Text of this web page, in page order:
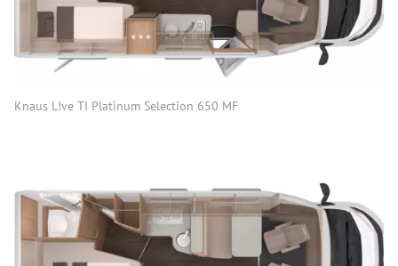
Knaus L!ve TI Platinum Selection 650 MF